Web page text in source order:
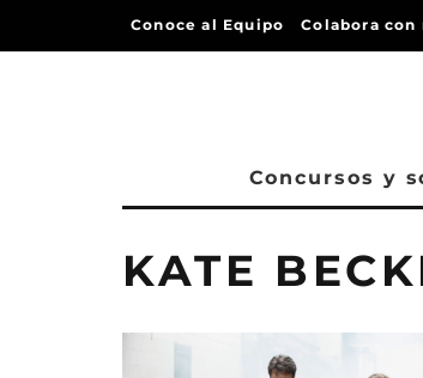
Conoce al Equipo Colabora con
Concursos y
KATE